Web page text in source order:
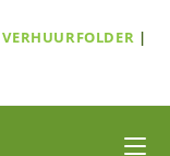
VERHUURFOLDER |